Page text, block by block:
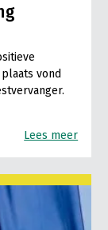
vond
Lees meer